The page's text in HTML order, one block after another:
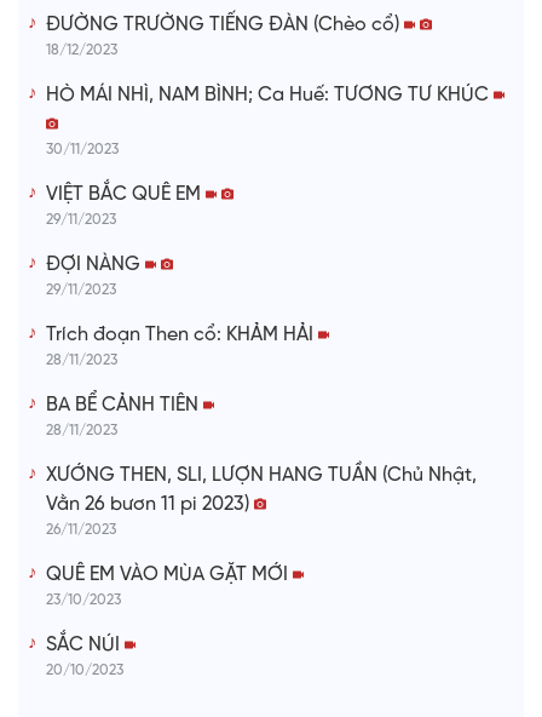
ĐƯỜNG TRƯỜNG TIẾNG ĐÀN (Chèo cổ)
18/12/2023
HÒ MÁI NHÌ, NAM BÌNH; Ca Huế: TƯƠNG TƯ KHÚC
30/11/2023
VIỆT BẮC QUÊ EM
29/11/2023
ĐỢI NÀNG
29/11/2023
Trích đoạn Then cổ: KHẢM HẢI
28/11/2023
BA BỂ CẢNH TIÊN
28/11/2023
XƯỚNG THEN, SLI, LƯỢN HANG TUẦN (Chủ Nhật,
Vằn 26 bươn 11 pi 2023)
26/11/2023
QUÊ EM VÀO MÙA GẶT MỚI
23/10/2023
SẮC NÚI
20/10/2023